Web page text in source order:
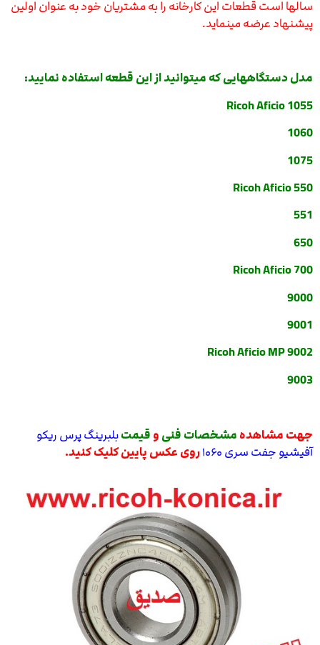
سالها است قطعات این کارخانه را به مشتریان خود به عنوان اولین
پیشنهاد عرضه مینماید.
مدل دستگاههایی که میتوانید از این قطعه استفاده نمایید:
Ricoh Aficio 1055
1060
1075
Ricoh Aficio 550
551
650
Ricoh Aficio 700
9000
9001
Ricoh Aficio MP 9002
9003
جهت مشاهده مشخصات فنی و قیمتبلبرینگ پرس ریکو
آفیشیو جفت سری ۱۰۶۰
روی عکس پایین کلیک کنید.